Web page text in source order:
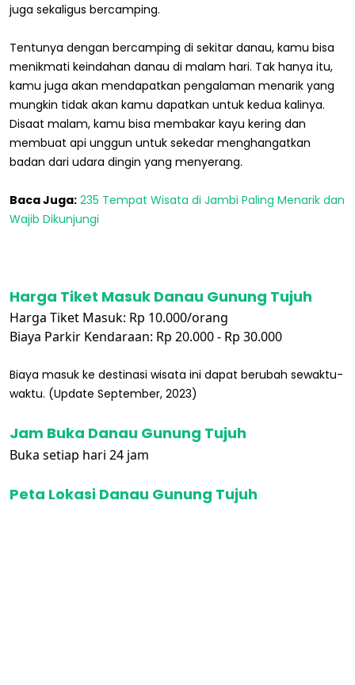
juga sekaligus bercamping.
Tentunya dengan bercamping di sekitar danau, kamu bisa
menikmati keindahan danau di malam hari. Tak hanya itu,
kamu juga akan mendapatkan pengalaman menarik yang
mungkin tidak akan kamu dapatkan untuk kedua kalinya.
Disaat malam, kamu bisa membakar kayu kering dan
membuat api unggun untuk sekedar menghangatkan
badan dari udara dingin yang menyerang.
Baca Juga: 235 Tempat Wisata di Jambi Paling Menarik dan
Wajib Dikunjungi
Harga Tiket Masuk Danau Gunung Tujuh
Harga Tiket Masuk: Rp 10.000/orang
Biaya Parkir Kendaraan: Rp 20.000 - Rp 30.000
Biaya masuk ke destinasi wisata ini dapat berubah sewaktu-
waktu. (Update September, 2023)
Jam Buka Danau Gunung Tujuh
Buka setiap hari 24 jam
Peta Lokasi Danau Gunung Tujuh